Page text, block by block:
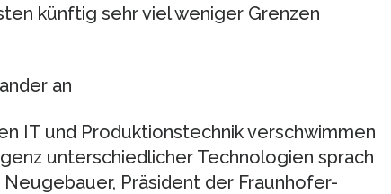
künftig sehr viel weniger Grenzen
an
IT und Produktionstechnik verschwimmen
unterschiedlicher Technologien sprach
Präsident der Fraunhofer-